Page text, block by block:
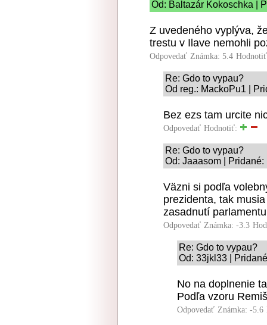
Od: Baltazár Kokoschka |
Z uvedeného vyplýva,
trestu v Ilave nemohli
Odpovedať Známka: 5.4
Re: Gdo to vypau?
Od reg.: MackoPu1 |
Bez ezs tam urcite
Odpovedať Hodnotiť:
Re: Gdo to vypau?
Od: Jaaasom |
Väzni si podľa
prezidenta, tak
zasadnutí
Odpovedať Známka: -3.3
Re: Gdo to vypau?
Od: 33jkl33 |
No na doplnenie
Podľa vzoru
Odpovedať Známka: -5.6